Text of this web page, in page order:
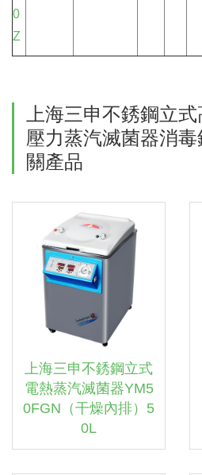
0
Z
上海三申不銹鋼立
壓力蒸汽滅菌器消
關產品
上海三申不銹鋼立式
電熱蒸汽滅菌器YM5
0FGN（干燥內排）5
0L